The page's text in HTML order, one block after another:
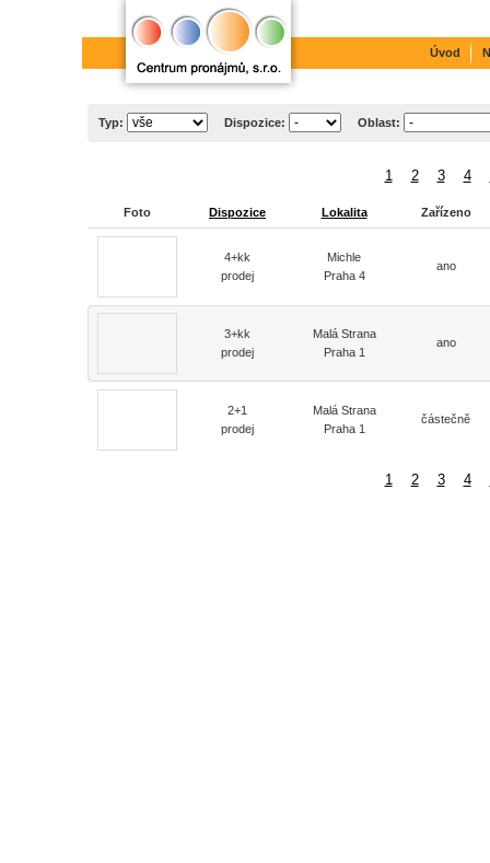
Typ: Dispozice: Oblast:
1 2 3 4
Foto Dispozice Lokalita Zařízeno
4+kk
prodej
Michle
Praha 4
ano
3+kk
prodej
Malá Strana
Praha 1
ano
2+1
prodej
Malá Strana
Praha 1
částečně
1 2 3 4
Úvod